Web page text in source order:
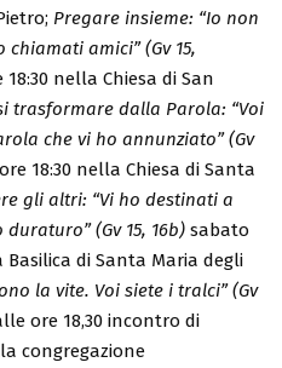
Pregare insieme: “Io non
amici” (Gv 15,
nella Chiesa di San
trasformare dalla Parola: “Voi
che vi ho annunziato” (Gv
18:30 nella Chiesa di Santa
gli altri: “Vi ho destinati a
(Gv 15, 16b) sabato
Basilica di Santa Maria degli
la vite. Voi siete i tralci” (Gv
ore 18,30 incontro di
congregazione